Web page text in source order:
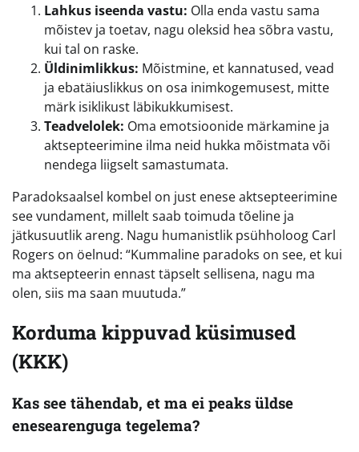
Lahkus iseenda vastu: Olla enda vastu sama
mõistev ja toetav, nagu oleksid hea sõbra vastu,
kui tal on raske.
Üldinimlikkus: Mõistmine, et kannatused, vead
ja ebatäiuslikkus on osa inimkogemusest, mitte
märk isiklikust läbikukkumisest.
Teadvelolek: Oma emotsioonide märkamine ja
aktsepteerimine ilma neid hukka mõistmata või
nendega liigselt samastumata.
Paradoksaalsel kombel on just enese aktsepteerimine
see vundament, millelt saab toimuda tõeline ja
jätkusuutlik areng. Nagu humanistlik psühholoog Carl
Rogers on öelnud: “Kummaline paradoks on see, et kui
ma aktsepteerin ennast täpselt sellisena, nagu ma
olen, siis ma saan muutuda.”
Korduma kippuvad küsimused
(KKK)
Kas see tähendab, et ma ei peaks üldse
enesearenguga tegelema?